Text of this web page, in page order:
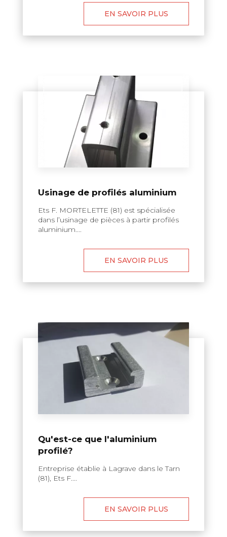
EN SAVOIR PLUS
Usinage de profilés aluminium
Ets F. MORTELETTE (81) est spécialisée
dans l’usinage de pièces à partir profilés
aluminium....
EN SAVOIR PLUS
Qu'est-ce que l'aluminium
profilé?
Entreprise établie à Lagrave dans le Tarn
(81), Ets F....
EN SAVOIR PLUS